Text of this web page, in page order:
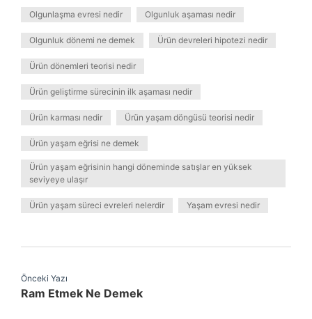
Olgunlaşma evresi nedir Olgunluk aşaması nedir
Olgunluk dönemi ne demek Ürün devreleri hipotezi nedir
Ürün dönemleri teorisi nedir
Ürün geliştirme sürecinin ilk aşaması nedir
Ürün karması nedir Ürün yaşam döngüsü teorisi nedir
Ürün yaşam eğrisi ne demek
Ürün yaşam eğrisinin hangi döneminde satışlar en yüksek
seviyeye ulaşır
Ürün yaşam süreci evreleri nelerdir Yaşam evresi nedir
Önceki Yazı
Ram Etmek Ne Demek